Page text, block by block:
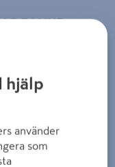
DE LUXE
hjälp
använder
som